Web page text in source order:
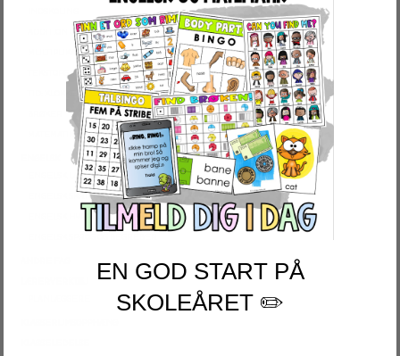
ADDITION OG SUBTRAKTION
MULTIPLIKATION OG DIVISION
TEKSTOPGAVER
TID: KLOKKEN OG KALENDER
MATEMATIKSPIRALEN
ENGELSK LÆSNING
ENGELSK SKRIVNING
ENGELSK HYPPIGE ORD
EN GOD START PÅ
SKOLEÅRET ✏️